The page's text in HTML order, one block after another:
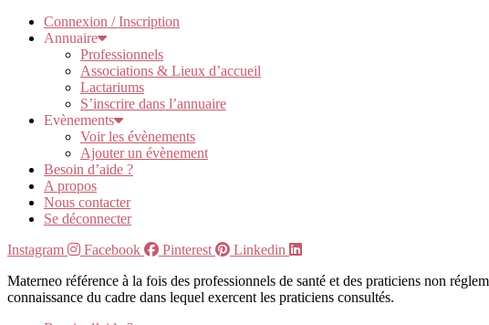
Connexion / Inscription
Annuaire
Professionnels
Associations & Lieux d’accueil
Lactariums
S’inscrire dans l’annuaire
Evènements
Voir les évènements
Ajouter un évènement
Besoin d’aide ?
A propos
Nous contacter
Se déconnecter
Instagram
Facebook Pinterest
Linkedin
Materneo référence à la fois des professionnels de santé et des praticiens non
connaissance du cadre dans lequel exercent les praticiens consultés.